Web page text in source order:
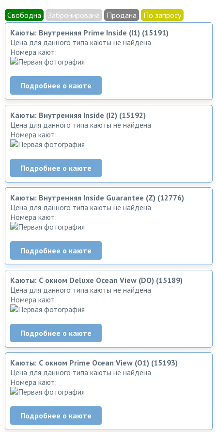
Свободна Забронирована Продана
По запросу
Каюты: Внутренняя Prime Inside (I1) (15191)
Цена для данного типа каюты не найдена
Номера кают:
Подробнее о каюте
Каюты: Внутренняя Inside (I2) (15192)
Цена для данного типа каюты не найдена
Номера кают:
Подробнее о каюте
Каюты: Внутренняя Inside Guarantee (Z) (12776)
Цена для данного типа каюты не найдена
Номера кают:
Подробнее о каюте
Каюты: С окном Deluxe Ocean View (DO) (15189)
Цена для данного типа каюты не найдена
Номера кают:
Подробнее о каюте
Каюты: С окном Prime Ocean View (O1) (15193)
Цена для данного типа каюты не найдена
Номера кают:
Подробнее о каюте